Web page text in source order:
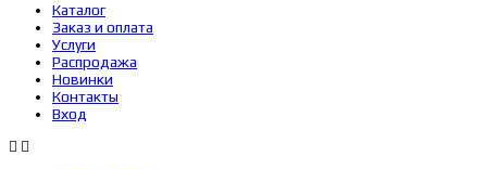
Каталог
Заказ и оплата
Услуги
Распродажа
Новинки
Контакты
Вход